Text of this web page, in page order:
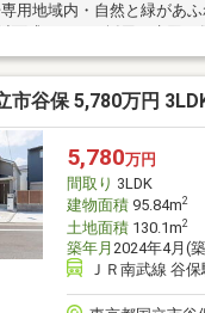
用地域内・自然と緑があ
がる南西向きバルコニー・
ど集約可能・各階にトイ
・カースペース2台分有(車
洗浄便座▼周辺環境・谷保
まい探しをお手伝いします
詳細・ご相談はお気軽に
市谷保 5,780万円
5,780万円
間取り 3LDK
建物面積95.84m2
土地面積130.1m2
築年月 2024年4月(
ＪＲ南武線 谷